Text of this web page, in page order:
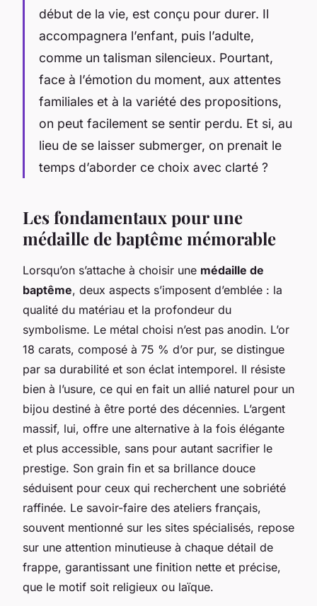
début de la vie, est conçu pour durer. Il
accompagnera l’enfant, puis l’adulte,
comme un talisman silencieux. Pourtant,
face à l’émotion du moment, aux attentes
familiales et à la variété des propositions,
on peut facilement se sentir perdu. Et si, au
lieu de se laisser submerger, on prenait le
temps d’aborder ce choix avec clarté ?
Les fondamentaux pour une
médaille de baptême mémorable
Lorsqu’on s’attache à choisir une médaille de
baptême, deux aspects s’imposent d’emblée : la
qualité du matériau et la profondeur du
symbolisme. Le métal choisi n’est pas anodin. L’or
18 carats, composé à 75 % d’or pur, se distingue
par sa durabilité et son éclat intemporel. Il résiste
bien à l’usure, ce qui en fait un allié naturel pour un
bijou destiné à être porté des décennies. L’argent
massif, lui, offre une alternative à la fois élégante
et plus accessible, sans pour autant sacrifier le
prestige. Son grain fin et sa brillance douce
séduisent pour ceux qui recherchent une sobriété
raffinée. Le savoir-faire des ateliers français,
souvent mentionné sur les sites spécialisés, repose
sur une attention minutieuse à chaque détail de
frappe, garantissant une finition nette et précise,
que le motif soit religieux ou laïque.